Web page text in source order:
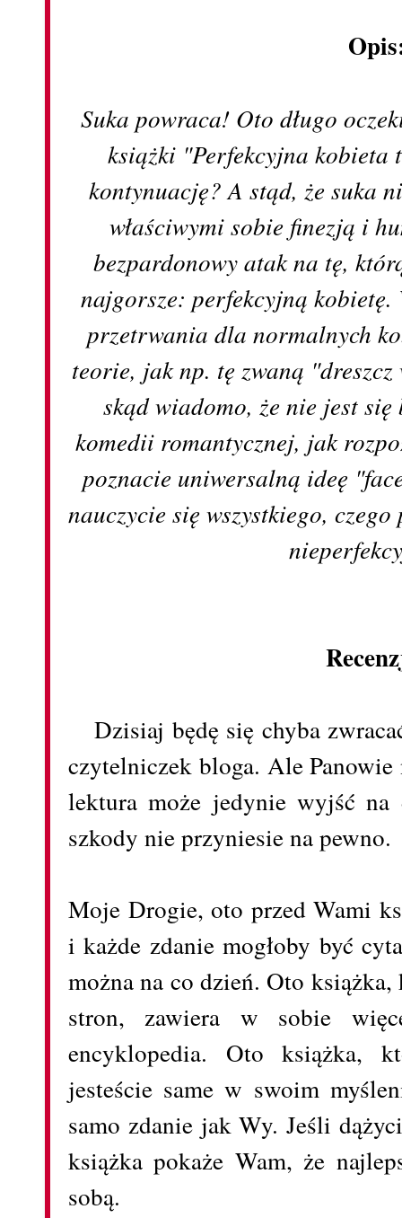
Suka powraca! Oto długo
książki "Perfekcyjna kobieta
kontynuację? A stąd, że suka
właściwymi sobie finezją i
bezpardonowy atak na tę,
najgorsze: perfekcyjną
przetrwania dla normalnych
teorie, jak np. tę zwaną
skąd wiadomo, że nie jest
komedii romantycznej, jak
poznacie uniwersalną ideę
nauczycie się wszystkiego,
Dzisiaj będę się chyba
czytelniczek bloga. Ale
lektura może jedynie wyjść na
szkody nie przyniesie na pewno.
Moje Drogie, oto przed Wami
i każde zdanie mogłoby być
można na co dzień. Oto
stron, zawiera w sobie
encyklopedia. Oto książka,
jesteście same w swoim
samo zdanie jak Wy. Jeśli
książka pokaże Wam, że
sobą.